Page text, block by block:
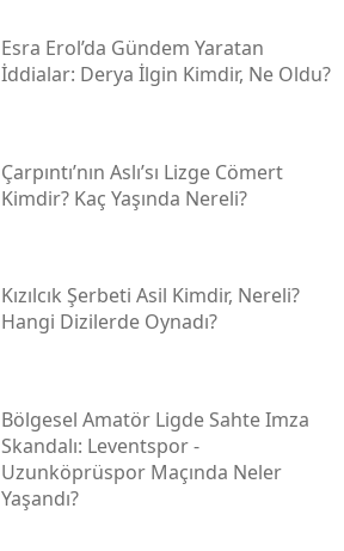
Esra Erol’da Gündem Yaratan
İddialar: Derya İlgin Kimdir, Ne Oldu?
Çarpıntı’nın Aslı’sı Lizge Cömert
Kimdir? Kaç Yaşında Nereli?
Kızılcık Şerbeti Asil Kimdir, Nereli?
Hangi Dizilerde Oynadı?
Bölgesel Amatör Ligde Sahte Imza
Skandalı: Leventspor -
Uzunköprüspor Maçında Neler
Yaşandı?